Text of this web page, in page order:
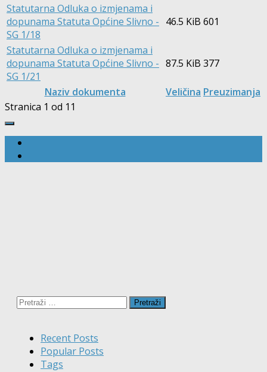
Naziv dokumenta Veličina Preuzimanja
Statutarna Odluka o izmjenama i
dopunama Statuta Općine Slivno -
SG 1/18
46.5 KiB 601
Statutarna Odluka o izmjenama i
dopunama Statuta Općine Slivno -
SG 1/21
87.5 KiB 377
Stranica 1 od 1 1
Pretraži:
Recent Posts
Popular Posts
Tags